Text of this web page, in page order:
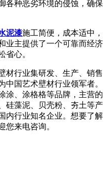
各种恶劣环境的侵蚀，确保
泥漆施工简便，成本适中，
业主提供了一个可靠而经济
省心。
行业集研发、生产、销售
中国艺术壁材行业领军者。
涂、涂格格等品牌，主营的
硅藻泥、贝壳粉、夯土等产
内行业知名企业。想要了解
您来电咨询。